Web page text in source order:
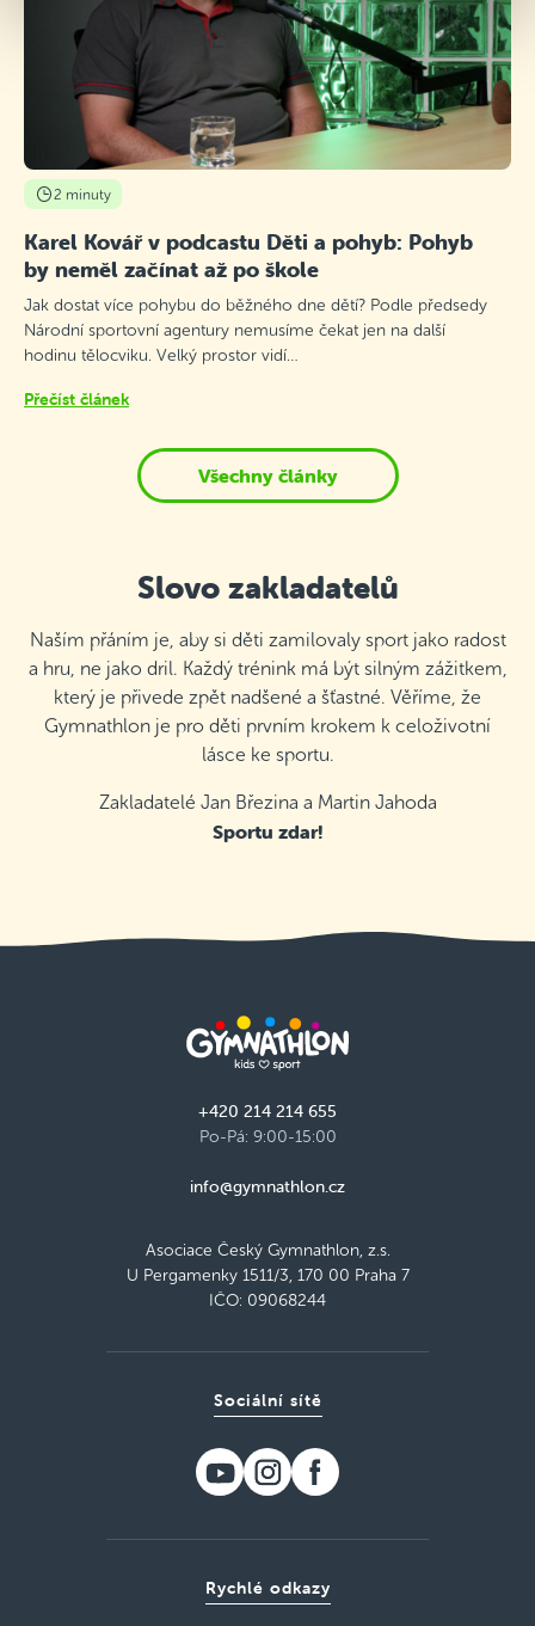
2 minuty
Karel Kovář v podcastu Děti a pohyb: Pohyb
by neměl začínat až po škole
Jak dostat více pohybu do běžného dne dětí? Podle předsedy
Národní sportovní agentury nemusíme čekat jen na další
hodinu tělocviku. Velký prostor vidí…
Přečíst článek
Všechny články
Slovo zakladatelů
Naším přáním je, aby si děti zamilovaly sport jako radost
a hru, ne jako dril. Každý trénink má být silným zážitkem,
který je přivede zpět nadšené a šťastné. Věříme, že
Gymnathlon je pro děti prvním krokem k celoživotní
lásce ke sportu.
Zakladatelé Jan Březina a Martin Jahoda
Sportu zdar!
+420 214 214 655
Po-Pá: 9:00-15:00
info@gymnathlon.cz
Asociace Český Gymnathlon, z.s.
U Pergamenky 1511/3, 170 00 Praha 7
IČO: 09068244
Rychlé odkazy
Sociální sítě